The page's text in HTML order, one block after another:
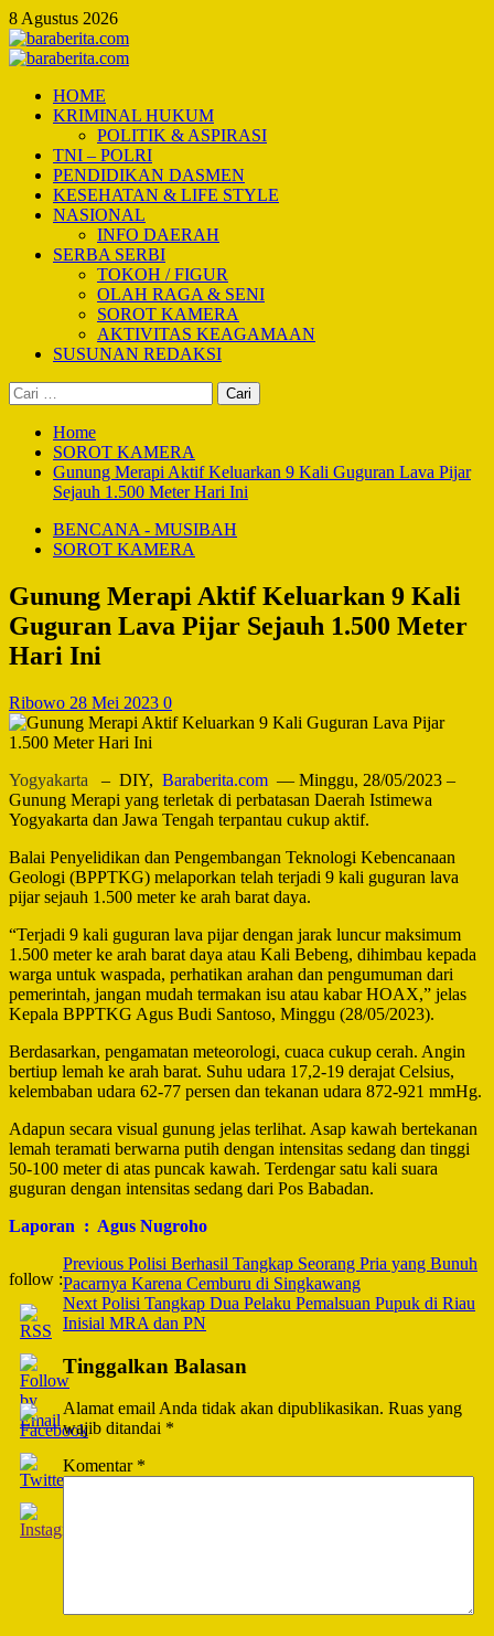
Skip
to
content
8 Agustus 2026
Primary
HOME
KRIMINAL HUKUM
POLITIK & ASPIRASI
TNI – POLRI
PENDIDIKAN DASMEN
KESEHATAN & LIFE STYLE
NASIONAL
INFO DAERAH
SERBA SERBI
TOKOH / FIGUR
OLAH RAGA & SENI
SOROT KAMERA
AKTIVITAS KEAGAMAAN
SUSUNAN REDAKSI
Cari
untuk:
Home
SOROT KAMERA
Gunung Merapi Aktif Keluarkan 9 Kali Guguran Lava Pijar
Sejauh 1.500 Meter Hari Ini
BENCANA - MUSIBAH
SOROT KAMERA
Gunung Merapi Aktif Keluarkan 9 Kali
Guguran Lava Pijar Sejauh 1.500 Meter
Hari Ini
Ribowo 28 Mei 2023 0
Yogyakarta – DIY, Baraberita.com — Minggu, 28/05/2023 –
Gunung Merapi yang terletak di perbatasan Daerah Istimewa
Yogyakarta dan Jawa Tengah terpantau cukup aktif.
Balai Penyelidikan dan Pengembangan Teknologi Kebencanaan
Geologi (BPPTKG) melaporkan telah terjadi 9 kali guguran lava
pijar sejauh 1.500 meter ke arah barat daya.
“Terjadi 9 kali guguran lava pijar dengan jarak luncur maksimum
1.500 meter ke arah barat daya atau Kali Bebeng, dihimbau kepada
warga untuk waspada, perhatikan arahan dan pengumuman dari
pemerintah, jangan mudah termakan isu atau kabar HOAX,” jelas
Kepala BPPTKG Agus Budi Santoso, Minggu (28/05/2023).
Berdasarkan, pengamatan meteorologi, cuaca cukup cerah. Angin
bertiup lemah ke arah barat. Suhu udara 17,2-19 derajat Celsius,
kelembaban udara 62-77 persen dan tekanan udara 872-921 mmHg.
Adapun secara visual gunung jelas terlihat. Asap kawah bertekanan
lemah teramati berwarna putih dengan intensitas sedang dan tinggi
50-100 meter di atas puncak kawah. Terdengar satu kali suara
guguran dengan intensitas sedang dari Pos Babadan.
Laporan : Agus Nugroho
follow :
Post
Navigation
Previous Polisi Berhasil Tangkap Seorang Pria yang Bunuh
Pacarnya Karena Cemburu di Singkawang
Next Polisi Tangkap Dua Pelaku Pemalsuan Pupuk di Riau
Inisial MRA dan PN
Tinggalkan Balasan
Alamat email Anda tidak akan dipublikasikan. Ruas yang
wajib ditandai *
Komentar *